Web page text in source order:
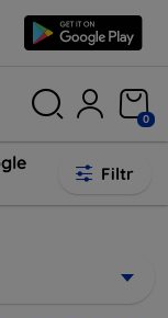
0
Filtr